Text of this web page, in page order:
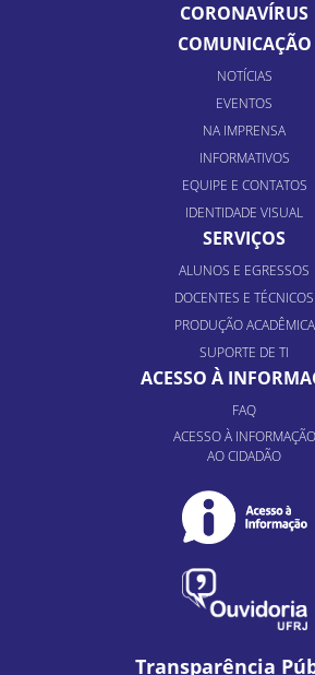
CORONAVÍRUS
COMUNICAÇÃO
NOTÍCIAS
EVENTOS
NA IMPRENSA
INFORMATIVOS
EQUIPE E CONTATOS
IDENTIDADE VISUAL
SERVIÇOS
ALUNOS E EGRESSOS
DOCENTES E TÉCNICOS
PRODUÇÃO ACADÊMICA
SUPORTE DE TI
ACESSO À
FAQ
ACESSO À INFORMAÇÃO
AO CIDADÃO
Transparência